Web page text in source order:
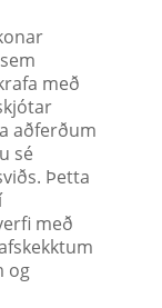
með
aðferðum
sé
Þetta
með
og